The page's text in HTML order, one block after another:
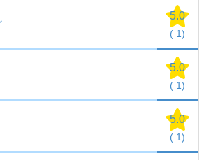
5.0
( 1)
5.0
( 1)
5.0
( 1)